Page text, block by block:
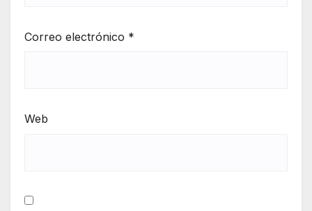
Correo electrónico *
Web